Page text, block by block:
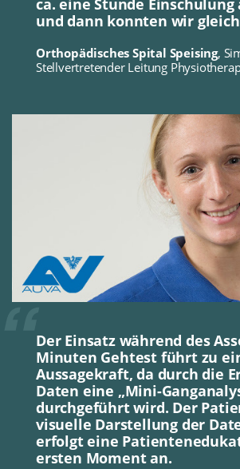
ca. eine Stunde Einschulung
und dann konnten wir
Orthopädisches Spital Speising,
Stellvertretender Leitung
Der Einsatz während des
Minuten Gehtest führt zu
Aussagekraft, da durch die
Daten eine „Mini-
durchgeführt wird. Der
visuelle Darstellung der
erfolgt eine
ersten Moment an.